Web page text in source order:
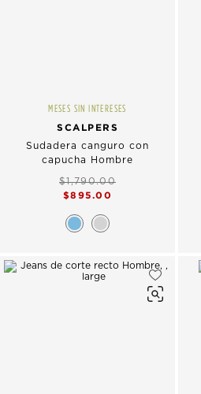
MESES SIN INTERESES
SCALPERS
Sudadera canguro con
capucha Hombre
$1,790.00
$895.00